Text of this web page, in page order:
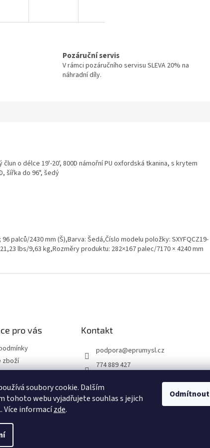
soubory cookie. Dalším
tohoto webu vyjadřujete souhlas s jejich
Více informacízde.
Odmítnout
Pozáruční servis
V rámci pozáručního servisu SLEVA 20% na
náhradní díly.
o délce 19'-20', 800D námořní PU oxfordská tkanina, s krytem
šířka do 96", šedý
palců/2430 mm (Š),Barva: Šedá,Číslo modelu položky: SXYFQCZ19-
lbs/9,63 kg,Rozměry produktu: 282×167 palec/7170 × 4240 mm
pro vás
zboží
Kontakt
podpora@eprumysl.cz
774 889 427